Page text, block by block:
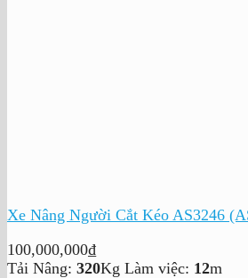
Xe Nâng Người Cắt Kéo AS3246
100,000,000₫
Tải Nâng: 320Kg Làm việc: 12m